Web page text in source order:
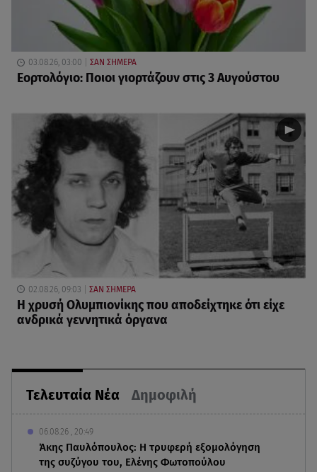
Τελευταία Νέα Δημοφιλή
06.08.26 , 20:49
Άκης Παυλόπουλος: Η τρυφερή εξομολόγηση
της συζύγου του, Ελένης Φωτοπούλου
03.08.26, 03:00 ΣΑΝ ΣΗΜΕΡΑ
Εορτολόγιο: Ποιοι γιορτάζουν στις 3 Αυγούστου
02.08.26, 09:03 ΣΑΝ ΣΗΜΕΡΑ
Η χρυσή Oλυμπιονίκης που αποδείχτηκε ότι είχε
ανδρικά γεννητικά όργανα